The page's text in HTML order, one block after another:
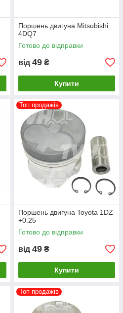
Поршень двигуна Mitsubishi
4DQ7
Готово до відправки
від 49 ₴
Купити
Топ продажів
Поршень двигуна Toyota 1DZ
+0.25
Готово до відправки
від 49 ₴
Купити
Топ продажів